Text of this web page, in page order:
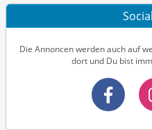
Die Annoncen werden auch auf
dort und Du bist